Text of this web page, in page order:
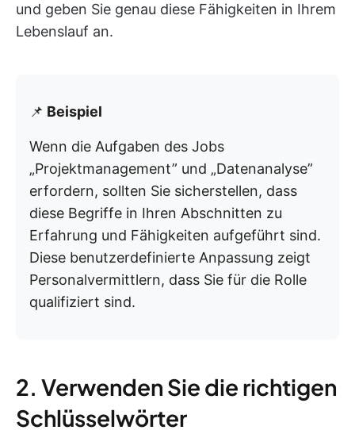
und geben Sie genau diese Fähigkeiten in Ihrem
Lebenslauf an.
📌 Beispiel
Wenn die Aufgaben des Jobs
„Projektmanagement” und „Datenanalyse”
erfordern, sollten Sie sicherstellen, dass
diese Begriffe in Ihren Abschnitten zu
Erfahrung und Fähigkeiten aufgeführt sind.
Diese benutzerdefinierte Anpassung zeigt
Personalvermittlern, dass Sie für die Rolle
qualifiziert sind.
2. Verwenden Sie die richtigen
Schlüsselwörter